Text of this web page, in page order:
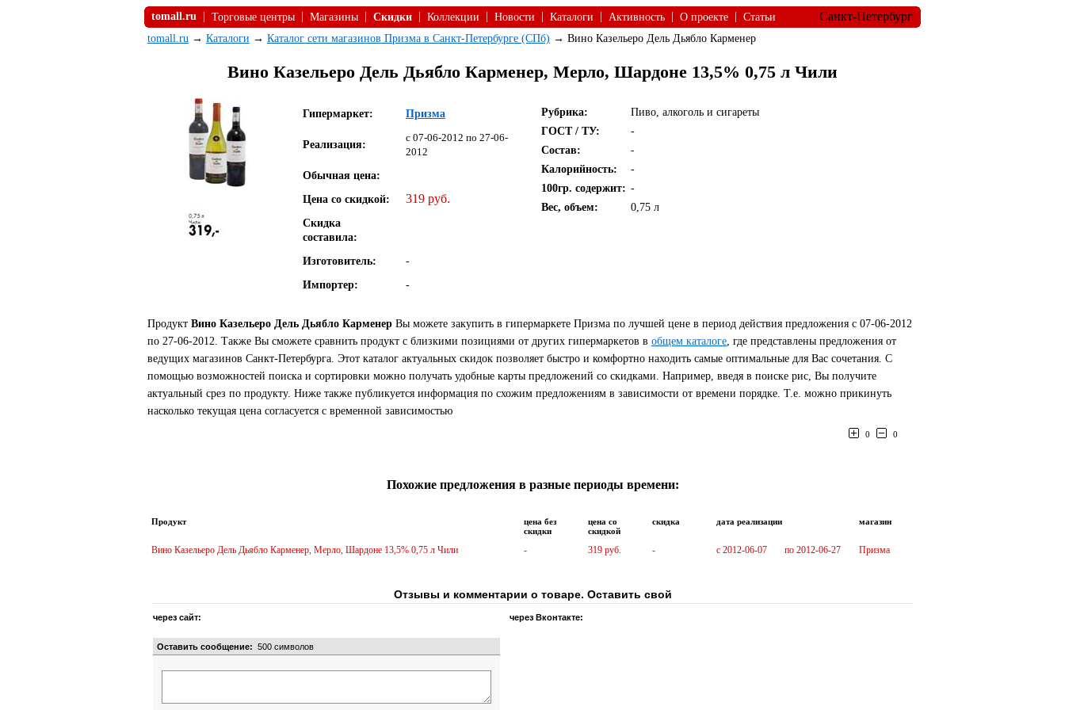
tomall.ru Торговые центры Магазины Скидки Коллекции Новости Каталоги Активность О проекте Статьи Санкт-Петербург
tomall.ru → Каталоги → Каталог сети магазинов Призма в Санкт-Петербурге (СПб) → Вино Казельеро Дель Дьябло Карменер
Вино Казельеро Дель Дьябло Карменер, Мерло, Шардоне 13,5% 0,75 л Чили
Гипермаркет: Призма
Реализация:
c 07-06-2012 по 27-06-
2012
Обычная цена:
Цена со скидкой:
319 руб.
Скидка
составила:
Изготовитель:
-
Импортер:
-
Рубрика:
Пиво, алкоголь и сигареты
ГОСТ / ТУ:
-
Состав:
-
Калорийность:
-
100гр. содержит: -
Вес, объем:
0,75 л
Продукт Вино Казельеро Дель Дьябло Карменер Вы можете закупить в гипермаркете Призма по лучшей цене в период действия предложения с 07-06-2012
по 27-06-2012. Также Вы сможете сравнить продукт с близкими позициями от других гипермаркетов в общем каталоге, где представлены предложения от
ведущих магазинов Санкт-Петербурга. Этот каталог актуальных скидок позволяет быстро и комфортно находить самые оптимальные для Вас сочетания. С
помощью возможностей поиска и сортировки можно получать удобные карты предложений со скидками. Например, введя в поиске рис, Вы получите
актуальный срез по продукту. Ниже также публикуется информация по схожим предложениям в зависимости от времени порядке. Т.е. можно прикинуть
насколько текущая цена согласуется с временной зависимостью
0 0
Похожие предложения в разные периоды времени:
Продукт
цена без
скидки
цена со
скидкой
скидка дата реализации магазин
Вино Казельеро Дель Дьябло Карменер, Мерло, Шардоне 13,5% 0,75 л Чили - 319 руб. - c 2012-06-07 по 2012-06-27 Призма
Отзывы и комментарии о товаре. Оставить свой
через сайт: через Вконтакте:
Оставить сообщение: 500 символов